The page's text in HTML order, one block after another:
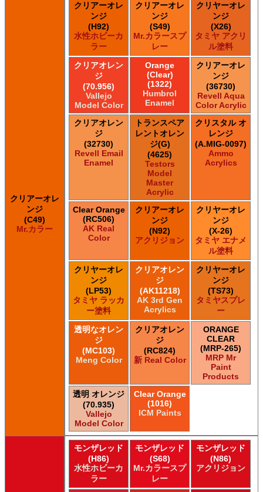
クリアーオレ
ンジ
(C49)
Mr.カラー
クリアーオレ
ンジ
(H92)
水性ホビーカ
ラー
クリアーオレ
ンジ
(S49)
Mr.カラースプ
レー
クリヤーオレ
ンジ
(X26)
タミヤ アクリ
ル塗料
クリアオレン
ジ
(70.956)
Vallejo
Model Color
Orange
(Clear)
(1322)
Humbrol
Enamel
クリアーオレ
ンジ
(36730)
Revell Aqua
Color Acrylic
クリアオレン
ジ
(32730)
Revell Email
Enamel
トランスペア
レントオレン
ジ(G)
(4625)
Testors
Model
Master
Acrylic
クリスタル オ
レンジ
(A.MIG-0097)
Ammo
Acrylics
Clear Orange
(RC506)
AK Real
Color
クリアーオレ
ンジ
(N92)
アクリジョン
クリヤーオレ
ンジ
(X-26)
タミヤ エナメ
ル塗料
クリヤーオレ
ンジ
(LP53)
タミヤ ラッカ
ー塗料
クリアオレン
ジ
(AK11218)
AK 3rd Gen
Acrylics
クリヤーオレ
ンジ
(TS73)
タミヤスプレ
ー
透明なオレン
ジ
(MC103)
Meng Color
クリアオレン
ジ
(RC824)
新 Real Color
ORANGE
CLEAR
(MRP-265)
MRP Mr
Paint
Products
透明 オレンジ
(70.935)
Vallejo
Model Color
Clear Orange
(1016)
ICM Paints
モンザレッド
(H86)
水性ホビーカ
ラー
モンザレッド
(S68)
Mr.カラースプ
レー
モンザレッド
(N86)
アクリジョン